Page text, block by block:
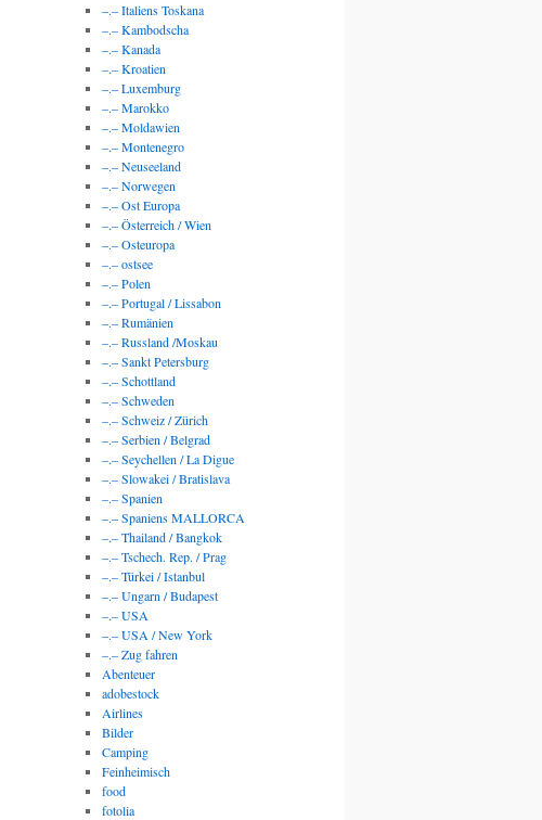
–.– Italiens Toskana
–.– Kambodscha
–.– Kanada
–.– Kroatien
–.– Luxemburg
–.– Marokko
–.– Moldawien
–.– Montenegro
–.– Neuseeland
–.– Norwegen
–.– Ost Europa
–.– Österreich / Wien
–.– Osteuropa
–.– ostsee
–.– Polen
–.– Portugal / Lissabon
–.– Rumänien
–.– Russland /Moskau
–.– Sankt Petersburg
–.– Schottland
–.– Schweden
–.– Schweiz / Zürich
–.– Serbien / Belgrad
–.– Seychellen / La Digue
–.– Slowakei / Bratislava
–.– Spanien
–.– Spaniens MALLORCA
–.– Thailand / Bangkok
–.– Tschech. Rep. / Prag
–.– Türkei / Istanbul
–.– Ungarn / Budapest
–.– USA
–.– USA / New York
–.– Zug fahren
Abenteuer
adobestock
Airlines
Bilder
Camping
Feinheimisch
food
fotolia